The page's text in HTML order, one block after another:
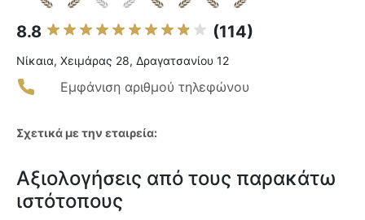
8.8 (114)
Νίκαια, Χειμάρας 28, Δραγατσανίου 12
Εμφάνιση αριθμού τηλεφώνου
Σχετικά με την εταιρεία:
Αξιολογήσεις από τους παρακάτω
ιστότοπους